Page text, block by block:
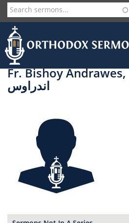
Skip
to
main
content
User
account
menu
Fr. Bishoy Andrawes, ابونا بيشوي
اندراوس